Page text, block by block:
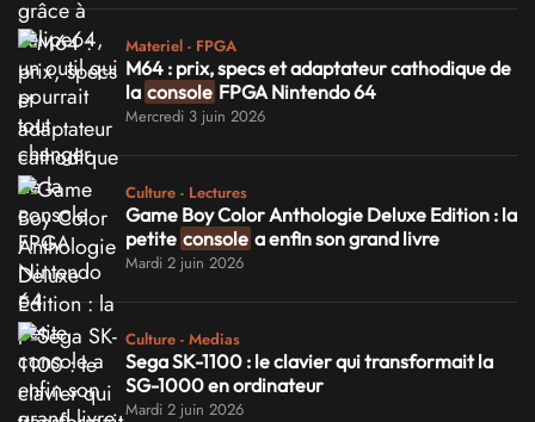
Materiel - FPGA
M64 : prix, specs et adaptateur cathodique de
la console FPGA Nintendo 64
Mercredi 3 juin 2026
Culture - Lectures
Game Boy Color Anthologie Deluxe Edition : la
petite console a enfin son grand livre
Mardi 2 juin 2026
Culture - Medias
Sega SK-1100 : le clavier qui transformait la
SG-1000 en ordinateur
Mardi 2 juin 2026